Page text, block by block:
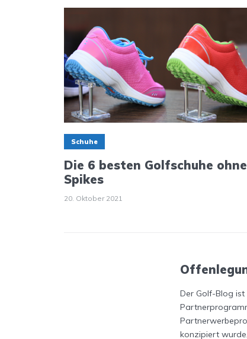
Schuhe
Die 6 besten Golfschuhe ohne
Spikes
20. Oktober 2021
Der Golf-Blog ist
konzipiert